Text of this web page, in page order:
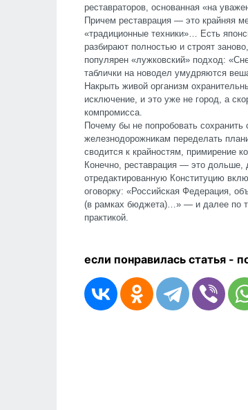
реставраторов, основанная «на
Причем реставрация — это крайняя
«традиционные техники»… Есть
разбирают полностью и строят
популярен «лужковский» подход:
таблички на новодел умудряются
Накрыть живой организм
исключение, и это уже не город, а
компромисса.
Почему бы не попробовать
железнодорожникам переделать
сводится к крайностям, примирение
Конечно, реставрация — это
отредактированную Конституцию
оговорку: «Российская Федерация,
(в рамках бюджета)…» — и далее по
практикой.
если понравилась статья - п